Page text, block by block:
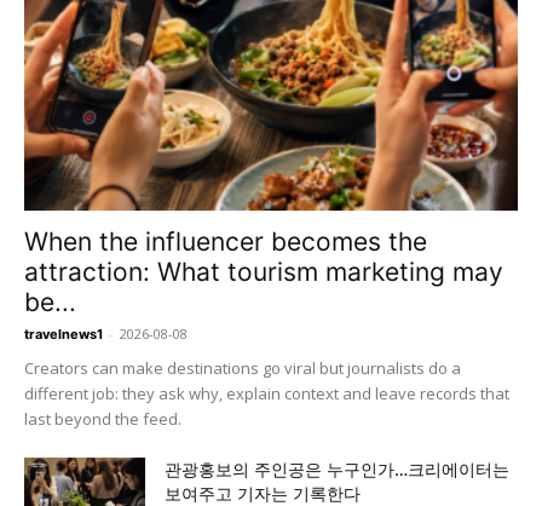
When the influencer becomes the
attraction: What tourism marketing may
be...
travelnews1 - 2026-08-08
Creators can make destinations go viral but journalists do a
different job: they ask why, explain context and leave records that
last beyond the feed.
관광홍보의 주인공은 누구인가…크리에이터는
보여주고 기자는 기록한다